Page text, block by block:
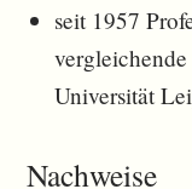
seit 1957
Universität
Nachweise